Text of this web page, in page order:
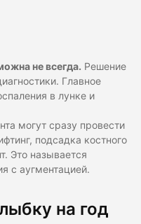
не всегда. Решение
Главное
в лунке и
могут сразу провести
подсадка костного
Это называется
с аугментацией.
на год